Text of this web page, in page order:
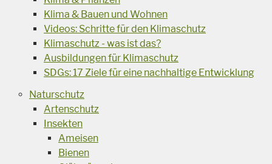
Klima & Bauen und Wohnen
Videos: Schritte für den Klimaschutz
Klimaschutz - was ist das?
Ausbildungen für Klimaschutz
SDGs: 17 Ziele für eine nachhaltige Entwicklung
Naturschutz
Artenschutz
Insekten
Ameisen
Bienen